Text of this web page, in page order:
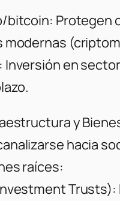
bitcoin: Protegen
modernas
Inversión en
y
hacia
raíces: